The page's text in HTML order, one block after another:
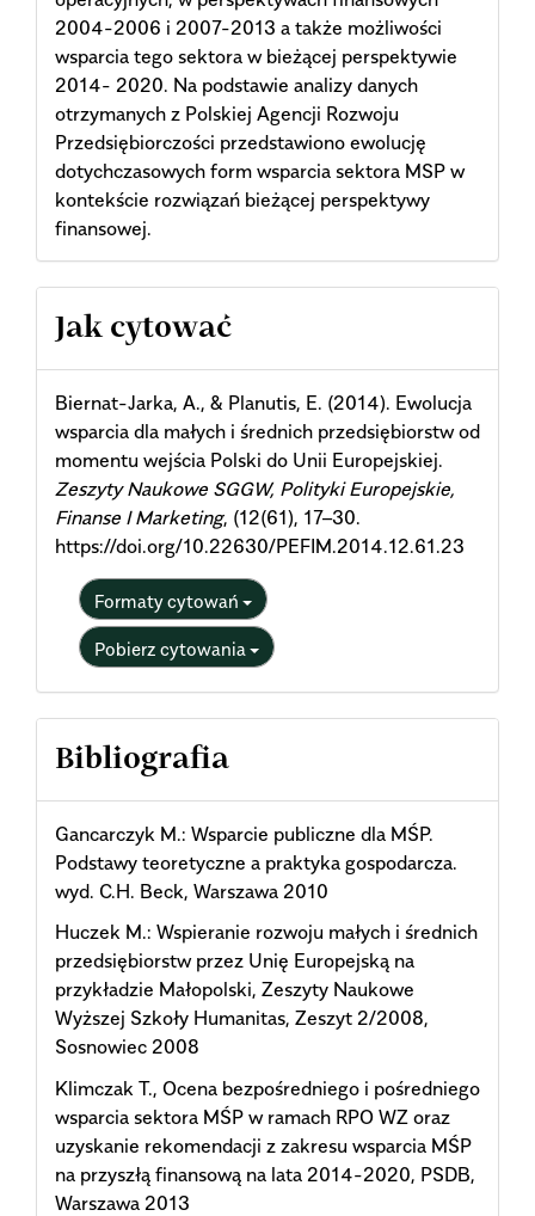
2004-2006 i 2007-2013 a także możliwości
wsparcia tego sektora w bieżącej perspektywie
2014- 2020. Na podstawie analizy danych
otrzymanych z Polskiej Agencji Rozwoju
Przedsiębiorczości przedstawiono ewolucję
dotychczasowych form wsparcia sektora MSP w
kontekście rozwiązań bieżącej perspektywy
finansowej.
Article
Details
Jak cytować
Biernat-Jarka, A., & Planutis, E. (2014). Ewolucja
wsparcia dla małych i średnich przedsiębiorstw od
momentu wejścia Polski do Unii Europejskiej.
Zeszyty Naukowe SGGW, Polityki Europejskie,
Finanse I Marketing, (12(61), 17–30.
https://doi.org/10.22630/PEFIM.2014.12.61.23
Formaty cytowań
Pobierz cytowania
Bibliografia
Gancarczyk M.: Wsparcie publiczne dla MŚP.
Podstawy teoretyczne a praktyka gospodarcza.
wyd. C.H. Beck, Warszawa 2010
Huczek M.: Wspieranie rozwoju małych i średnich
przedsiębiorstw przez Unię Europejską na
przykładzie Małopolski, Zeszyty Naukowe
Wyższej Szkoły Humanitas, Zeszyt 2/2008,
Sosnowiec 2008
Klimczak T., Ocena bezpośredniego i pośredniego
wsparcia sektora MŚP w ramach RPO WZ oraz
uzyskanie rekomendacji z zakresu wsparcia MŚP
na przyszłą finansową na lata 2014-2020, PSDB,
Warszawa 2013